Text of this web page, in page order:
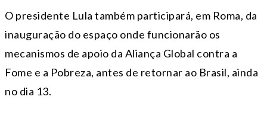
O presidente Lula também participará, em Roma, da
inauguração do espaço onde funcionarão os
mecanismos de apoio da Aliança Global contra a
Fome e a Pobreza, antes de retornar ao Brasil, ainda
no dia 13.